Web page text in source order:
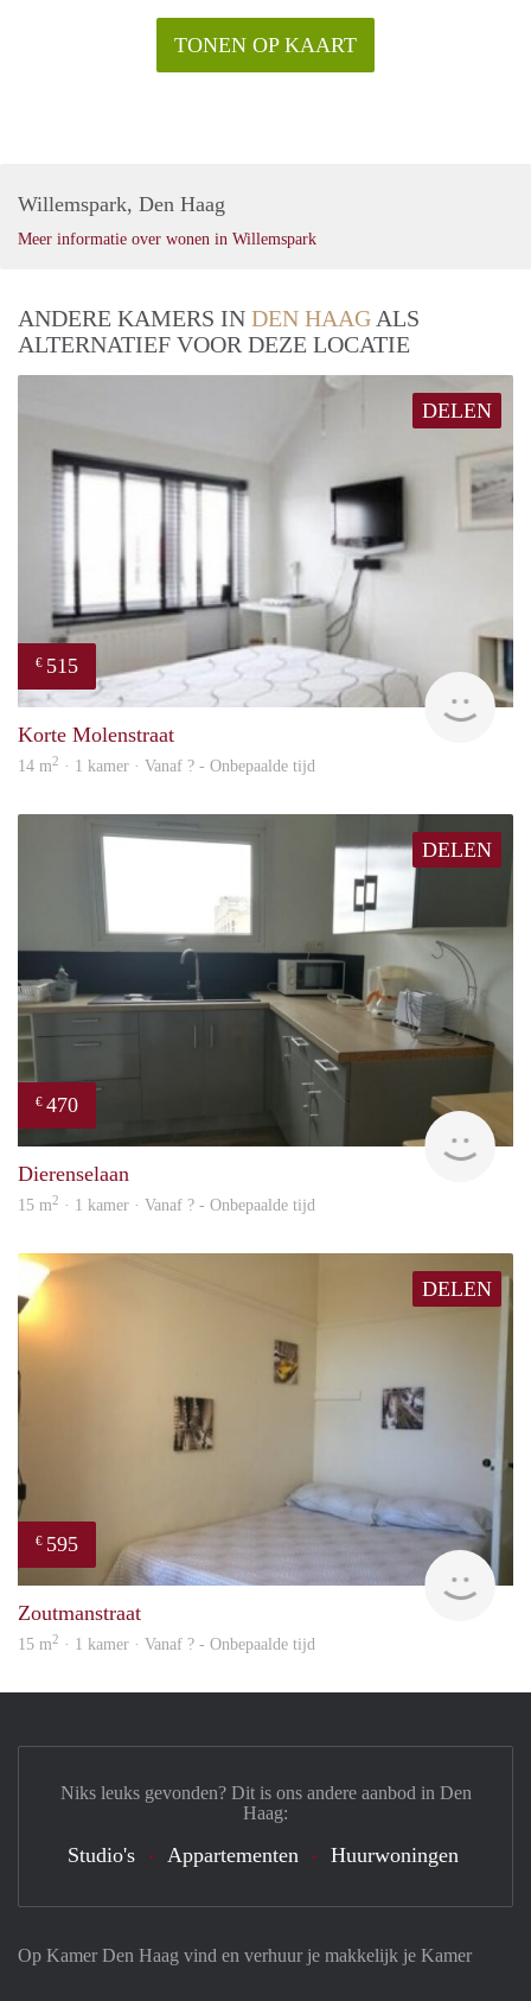
TONEN OP KAART
Willemspark, Den Haag
Meer informatie over wonen in Willemspark
ANDERE KAMERS IN DEN HAAG ALS
ALTERNATIEF VOOR DEZE LOCATIE
DELEN
€ 515
rent
Korte Molenstraat
14 m2 · 1 kamer · Vanaf ? - Onbepaalde tijd
DELEN
€ 470
Dierenselaan
15 m2 · 1 kamer · Vanaf ? - Onbepaalde tijd
DELEN
€ 595
Zoutmanstraat
15 m2 · 1 kamer · Vanaf ? - Onbepaalde tijd
Op Kamer Den Haag vind en verhuur je makkelijk je Kamer
Niks leuks gevonden? Dit is ons andere aanbod in Den
Haag:
Studio's Appartementen Huurwoningen